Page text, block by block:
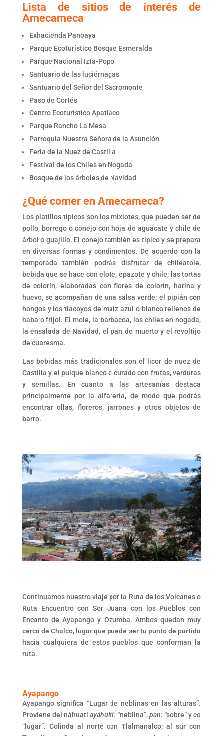
Lista de sitios de interés de
Amecameca
Exhacienda Panoaya
Parque Ecoturístico Bosque Esmeralda
Parque Nacional Izta-Popo
Santuario de las luciérnagas
Santuario del Señor del Sacromonte
Paso de Cortés
Centro Ecoturístico Apatlaco
Parque Rancho La Mesa
Parroquia Nuestra Señora de la Asunción
Feria de la Nuez de Castilla
Festival de los Chiles en Nogada
Bosque de los árboles de Navidad
¿Qué comer en Amecameca?
Los platillos típicos son los mixiotes, que pueden ser de
pollo, borrego o conejo con hoja de aguacate y chile de
árbol o guajillo. El conejo también es típico y se prepara
en diversas formas y condimentos. De acuerdo con la
temporada también podrás disfrutar de chileatole,
bebida que se hace con elote, epazote y chile; las tortas
de colorín, elaboradas con flores de colorín, harina y
huevo, se acompañan de una salsa verde; el pipián con
hongos y los tlacoyos de maíz azul o blanco rellenos de
haba o frijol. El mole, la barbacoa, los chiles en nogada,
la ensalada de Navidad, el pan de muerto y el revoltijo
de cuaresma.
Las bebidas más tradicionales son el licor de nuez de
Castilla y el pulque blanco o curado con frutas, verduras
y semillas. En cuanto a las artesanías destaca
principalmente por la alfarería, de modo que podrás
encontrar ollas, floreros, jarrones y otros objetos de
barro.
Continuamos nuestro viaje por la Ruta de los Volcanes o
Ruta Encuentro con Sor Juana con los Pueblos con
Encanto de Ayapango y Ozumba. Ambos quedan muy
cerca de Chalco, lugar que puede ser tu punto de partida
hacia cualquiera de estos pueblos que conforman la
ruta.
Ayapango
Ayapango significa “Lugar de neblinas en las alturas”.
Proviene del náhuatlayáhuitl: “neblina”,pan: “sobre” yco
“lugar”. Colinda al norte con Tlalmanalco; al sur con